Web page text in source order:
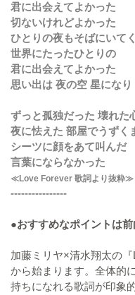
君に出会えてよかった
切ないけれどよかった
ひとりの夜もそばにいて
世界にたったひとりの
君に出会えてよかった
思い出は 夜の空 星になり
ずっと孤独だった 壊れた
夜に怯えた 部屋でうずく
シーツに顔をあて叫んだ
言葉にならなかった
≪Love Forever 歌詞より抜粋≫
----------------
●おすすめなポイントは
加藤ミリヤ×清水翔太の
から始まります。全体的
持ちになれる歌詞が印象的